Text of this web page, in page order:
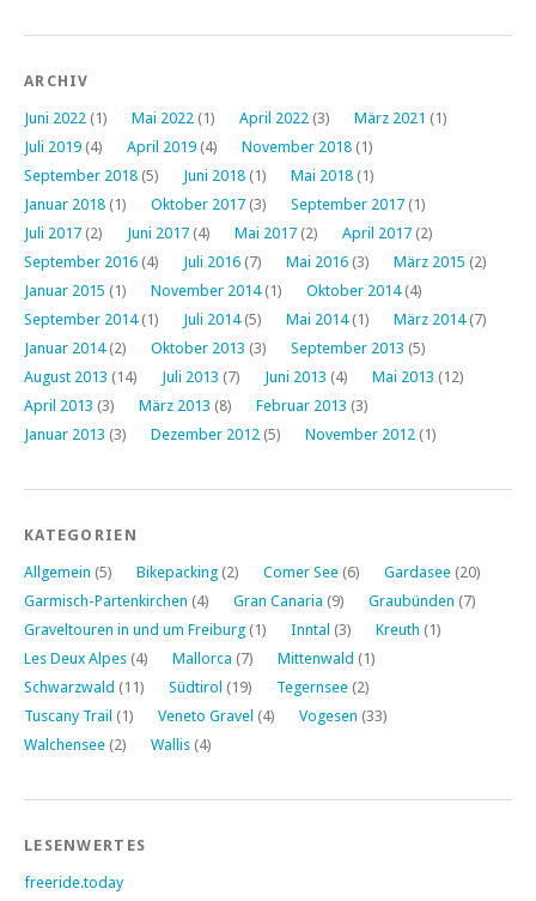
ARCHIV
Juni 2022 (1) Mai 2022 (1) April 2022 (3) März 2021 (1)
Juli 2019 (4) April 2019 (4) November 2018 (1)
September 2018 (5) Juni 2018 (1) Mai 2018 (1)
Januar 2018 (1) Oktober 2017 (3) September 2017 (1)
Juli 2017 (2) Juni 2017 (4) Mai 2017 (2) April 2017 (2)
September 2016 (4) Juli 2016 (7) Mai 2016 (3) März 2015 (2)
Januar 2015 (1) November 2014(1) Oktober 2014(4)
September 2014(1) Juli 2014(5) Mai 2014(1) März 2014(7)
Januar 2014(2) Oktober 2013 (3) September 2013 (5)
August 2013 (14) Juli 2013 (7) Juni 2013 (4) Mai 2013 (12)
April 2013 (3) März 2013 (8) Februar 2013 (3)
Januar 2013 (3) Dezember 2012 (5) November 2012 (1)
KATEGORIEN
Allgemein (5) Bikepacking (2) Comer See (6) Gardasee (20)
Garmisch-Partenkirchen (4) Gran Canaria (9) Graubünden (7)
Graveltouren in und um Freiburg (1) Inntal (3) Kreuth (1)
Les Deux Alpes (4) Mallorca (7) Mittenwald (1)
Schwarzwald (11) Südtirol (19) Tegernsee (2)
Tuscany Trail (1) Veneto Gravel (4) Vogesen (33)
Walchensee (2) Wallis (4)
LESENWERTES
freeride.today